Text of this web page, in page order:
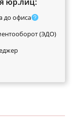
до офиса
(ЭДО)